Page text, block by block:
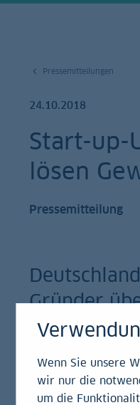
Pressemitteilungen
24.10.2018
Start-up-
lösen
Pressemitteilung
Gründer
Am letzten Oktober-
der WECONOMY-
Wenn Sie unsere
wir nur die
um die